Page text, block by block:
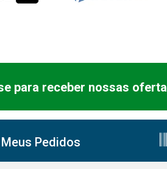
para receber nossas
Meus Pedidos